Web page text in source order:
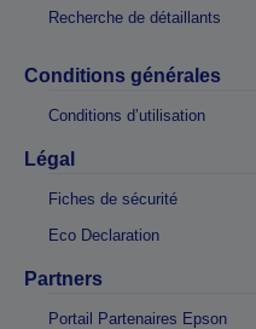
Recherche de détaillants
Conditions générales
Conditions d’utilisation
Légal
Fiches de sécurité
Eco Declaration
Partners
Portail Partenaires Epson